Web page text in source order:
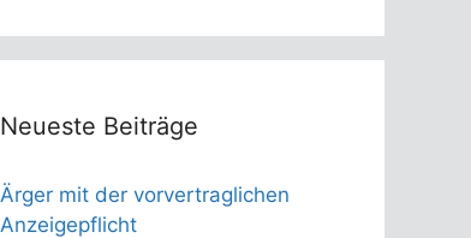
Neueste Beiträge
Ärger mit der vorvertraglichen
Anzeigepflicht